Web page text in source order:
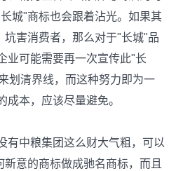
城"商标也会跟着沾光。如果其
害消费者，那么对于"长城"品
业可能需要再一次宣传此"长
划清界线，而这种努力即为一
成本，应该尽量避免。
中粮集团这么财大气粗，可以
意的商标做成驰名商标，而且